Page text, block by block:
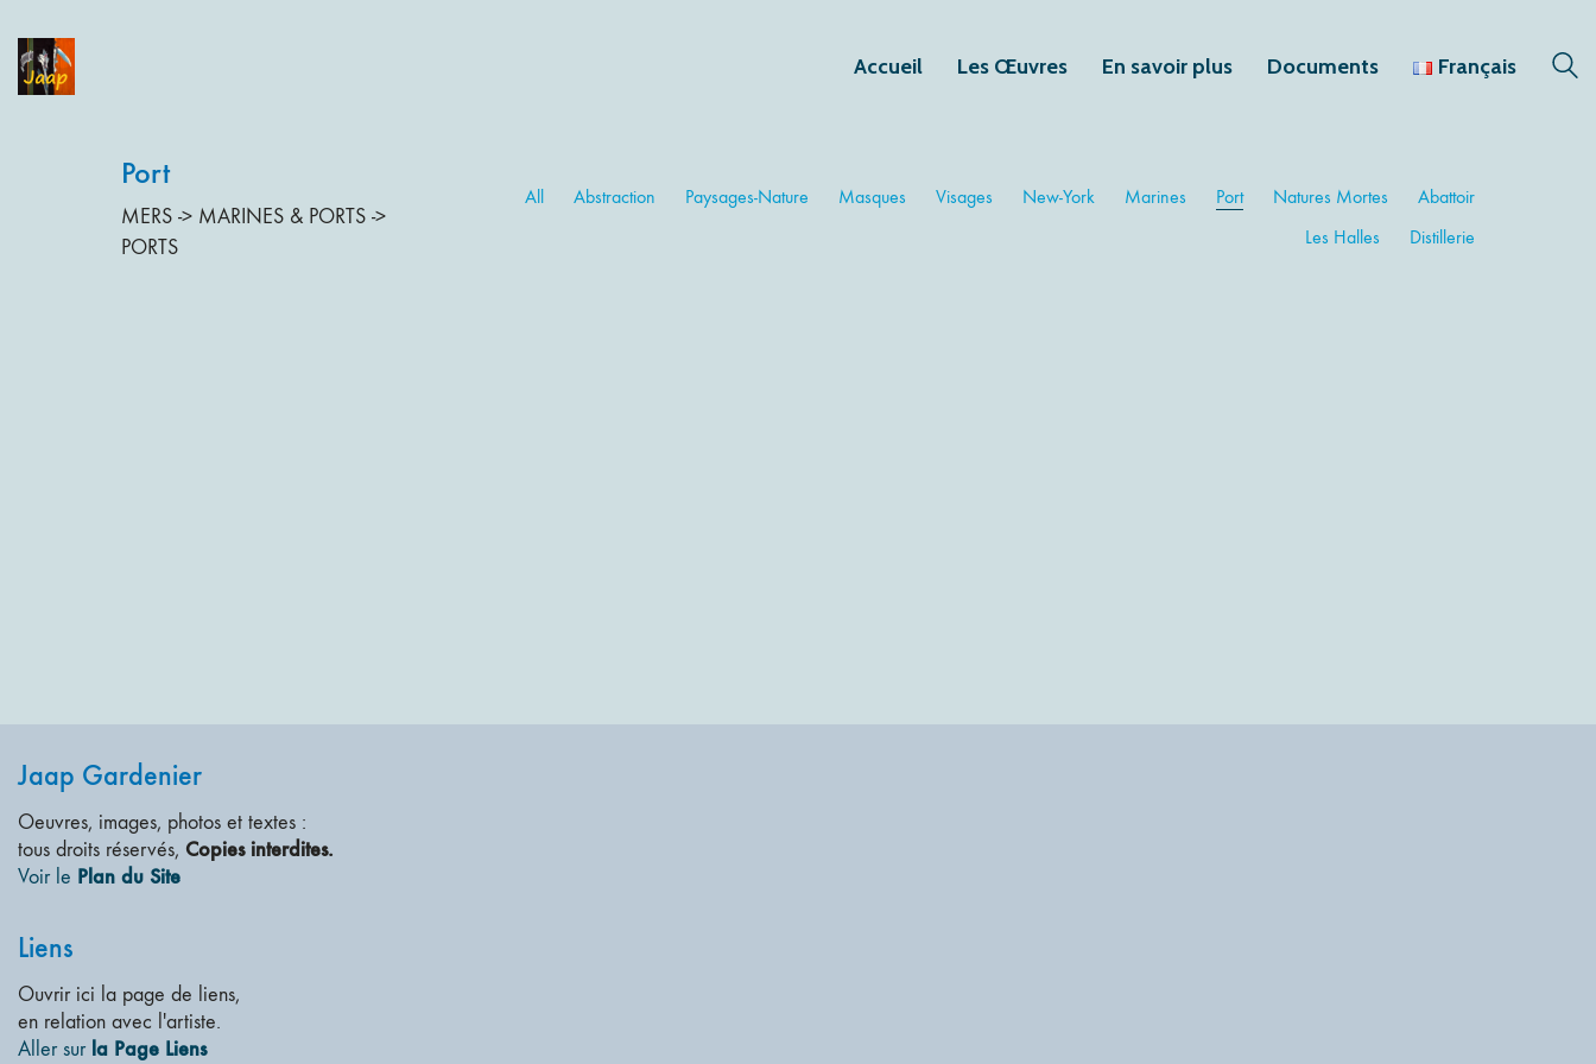
Accueil Les Œuvres En savoir plus Documents Français
Port
MERS -> MARINES & PORTS ->
PORTS
All Abstraction Paysages-Nature Masques Visages New-York Marines Port Natures Mortes
Abattoir
Les Halles
Distillerie
Jaap Gardenier
Oeuvres, images, photos et textes :
tous droits réservés, Copies interdites.
Voir le Plan du Site
Liens
Ouvrir ici la page de liens,
en relation avec l'artiste.
Aller sur la Page Liens